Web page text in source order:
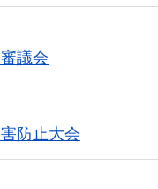
議会
防止大会